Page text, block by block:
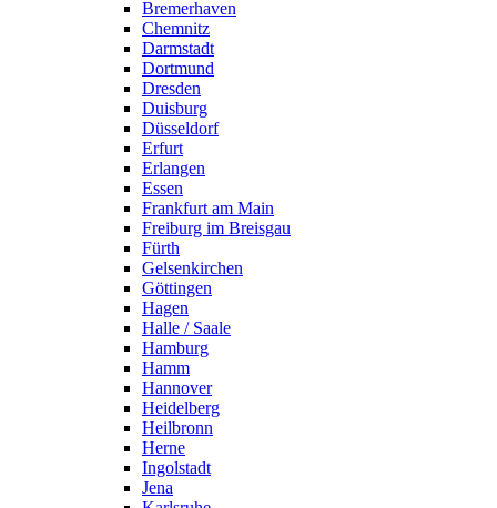
Bremerhaven
Chemnitz
Darmstadt
Dortmund
Dresden
Duisburg
Düsseldorf
Erfurt
Erlangen
Essen
Frankfurt am Main
Freiburg im Breisgau
Fürth
Gelsenkirchen
Göttingen
Hagen
Halle / Saale
Hamburg
Hamm
Hannover
Heidelberg
Heilbronn
Herne
Ingolstadt
Jena